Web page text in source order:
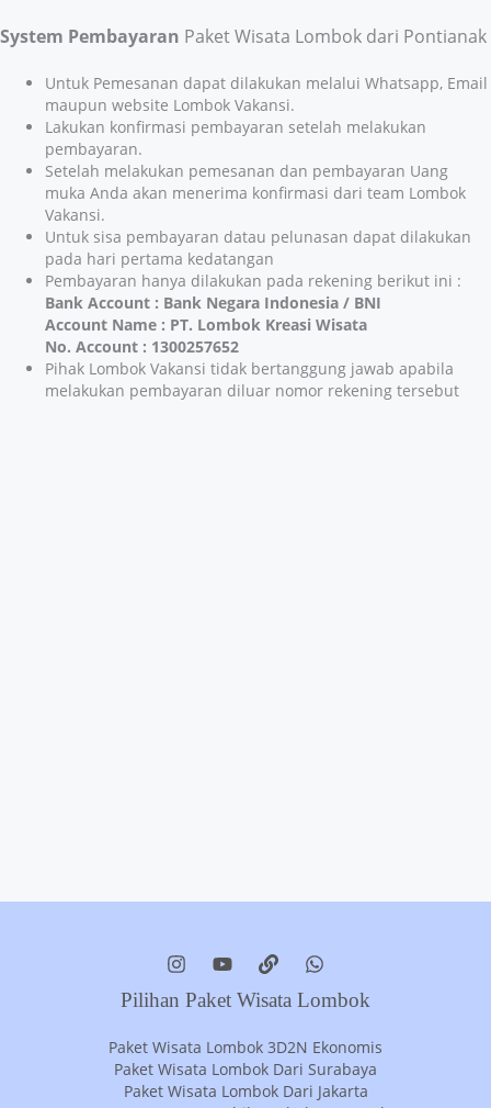
System Pembayaran Paket Wisata Lombok dari Pontianak
Untuk Pemesanan dapat dilakukan melalui Whatsapp, Email
maupun website Lombok Vakansi.
Lakukan konfirmasi pembayaran setelah melakukan
pembayaran.
Setelah melakukan pemesanan dan pembayaran Uang
muka Anda akan menerima konfirmasi dari team Lombok
Vakansi.
Untuk sisa pembayaran datau pelunasan dapat dilakukan
pada hari pertama kedatangan
Pembayaran hanya dilakukan pada rekening berikut ini :
Bank Account : Bank Negara Indonesia / BNI
Account Name : PT. Lombok Kreasi Wisata
No. Account : 1300257652
Pihak Lombok Vakansi tidak bertanggung jawab apabila
melakukan pembayaran diluar nomor rekening tersebut
Pilihan Paket Wisata Lombok
Paket Wisata Lombok 3D2N Ekonomis
Paket Wisata Lombok Dari Surabaya
Paket Wisata Lombok Dari Jakarta